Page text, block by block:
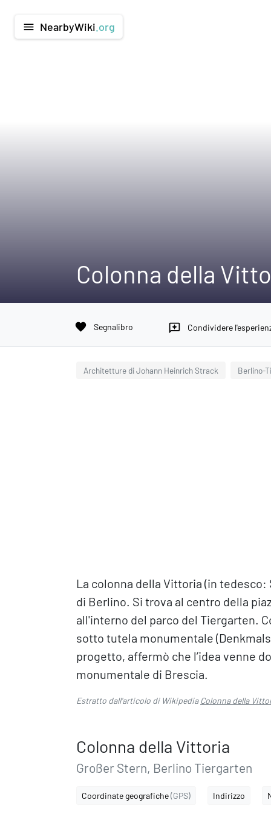
menu NearbyWiki .org
Colonna della
favorite Segnalibro reviews Condividere
Architetture di Johann Heinrich Strack Berlino-
La colonna della Vittoria (in
di Berlino. Si trova al centro della
all'interno del parco del Tiergarten.
sotto tutela monumentale
progetto, affermò che l’idea venne
monumentale di Brescia.
Estratto dall'articolo di WikipediaColonna della
Colonna della Vittoria
Großer Stern, Berlino Tiergarten
Coordinate geografiche(GPS) Indirizzo